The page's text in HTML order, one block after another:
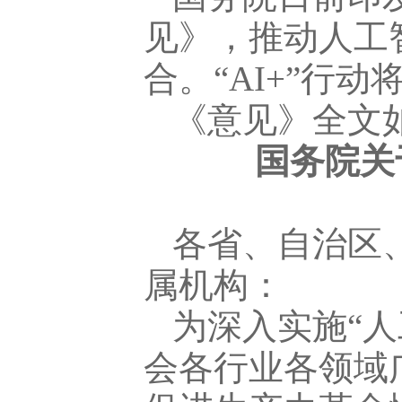
见》，推动人
合。“AI+”行动
《意见》全文
国务院
各省、自治区
属机构：
为深入实施“
会各行业各领